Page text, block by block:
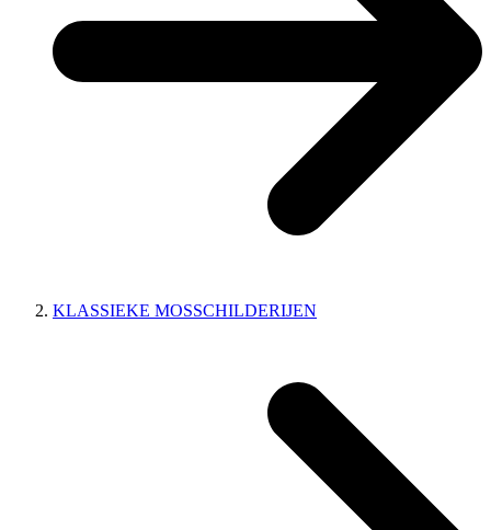
KLASSIEKE MOSSCHILDERIJEN